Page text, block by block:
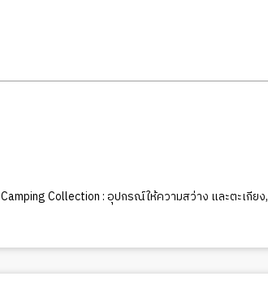
Camping Collection : อุปกรณ์ให้ความสว่าง และตะเกียง,